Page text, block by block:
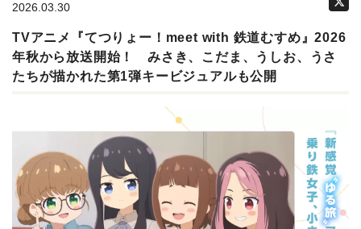
2026.03.30
TVアニメ『てつりょー！meet with 鉄道むすめ』2026
年秋から放送開始！ みさき、こだま、うしお、うさ
たちが描かれた第1弾キービジュアルも公開